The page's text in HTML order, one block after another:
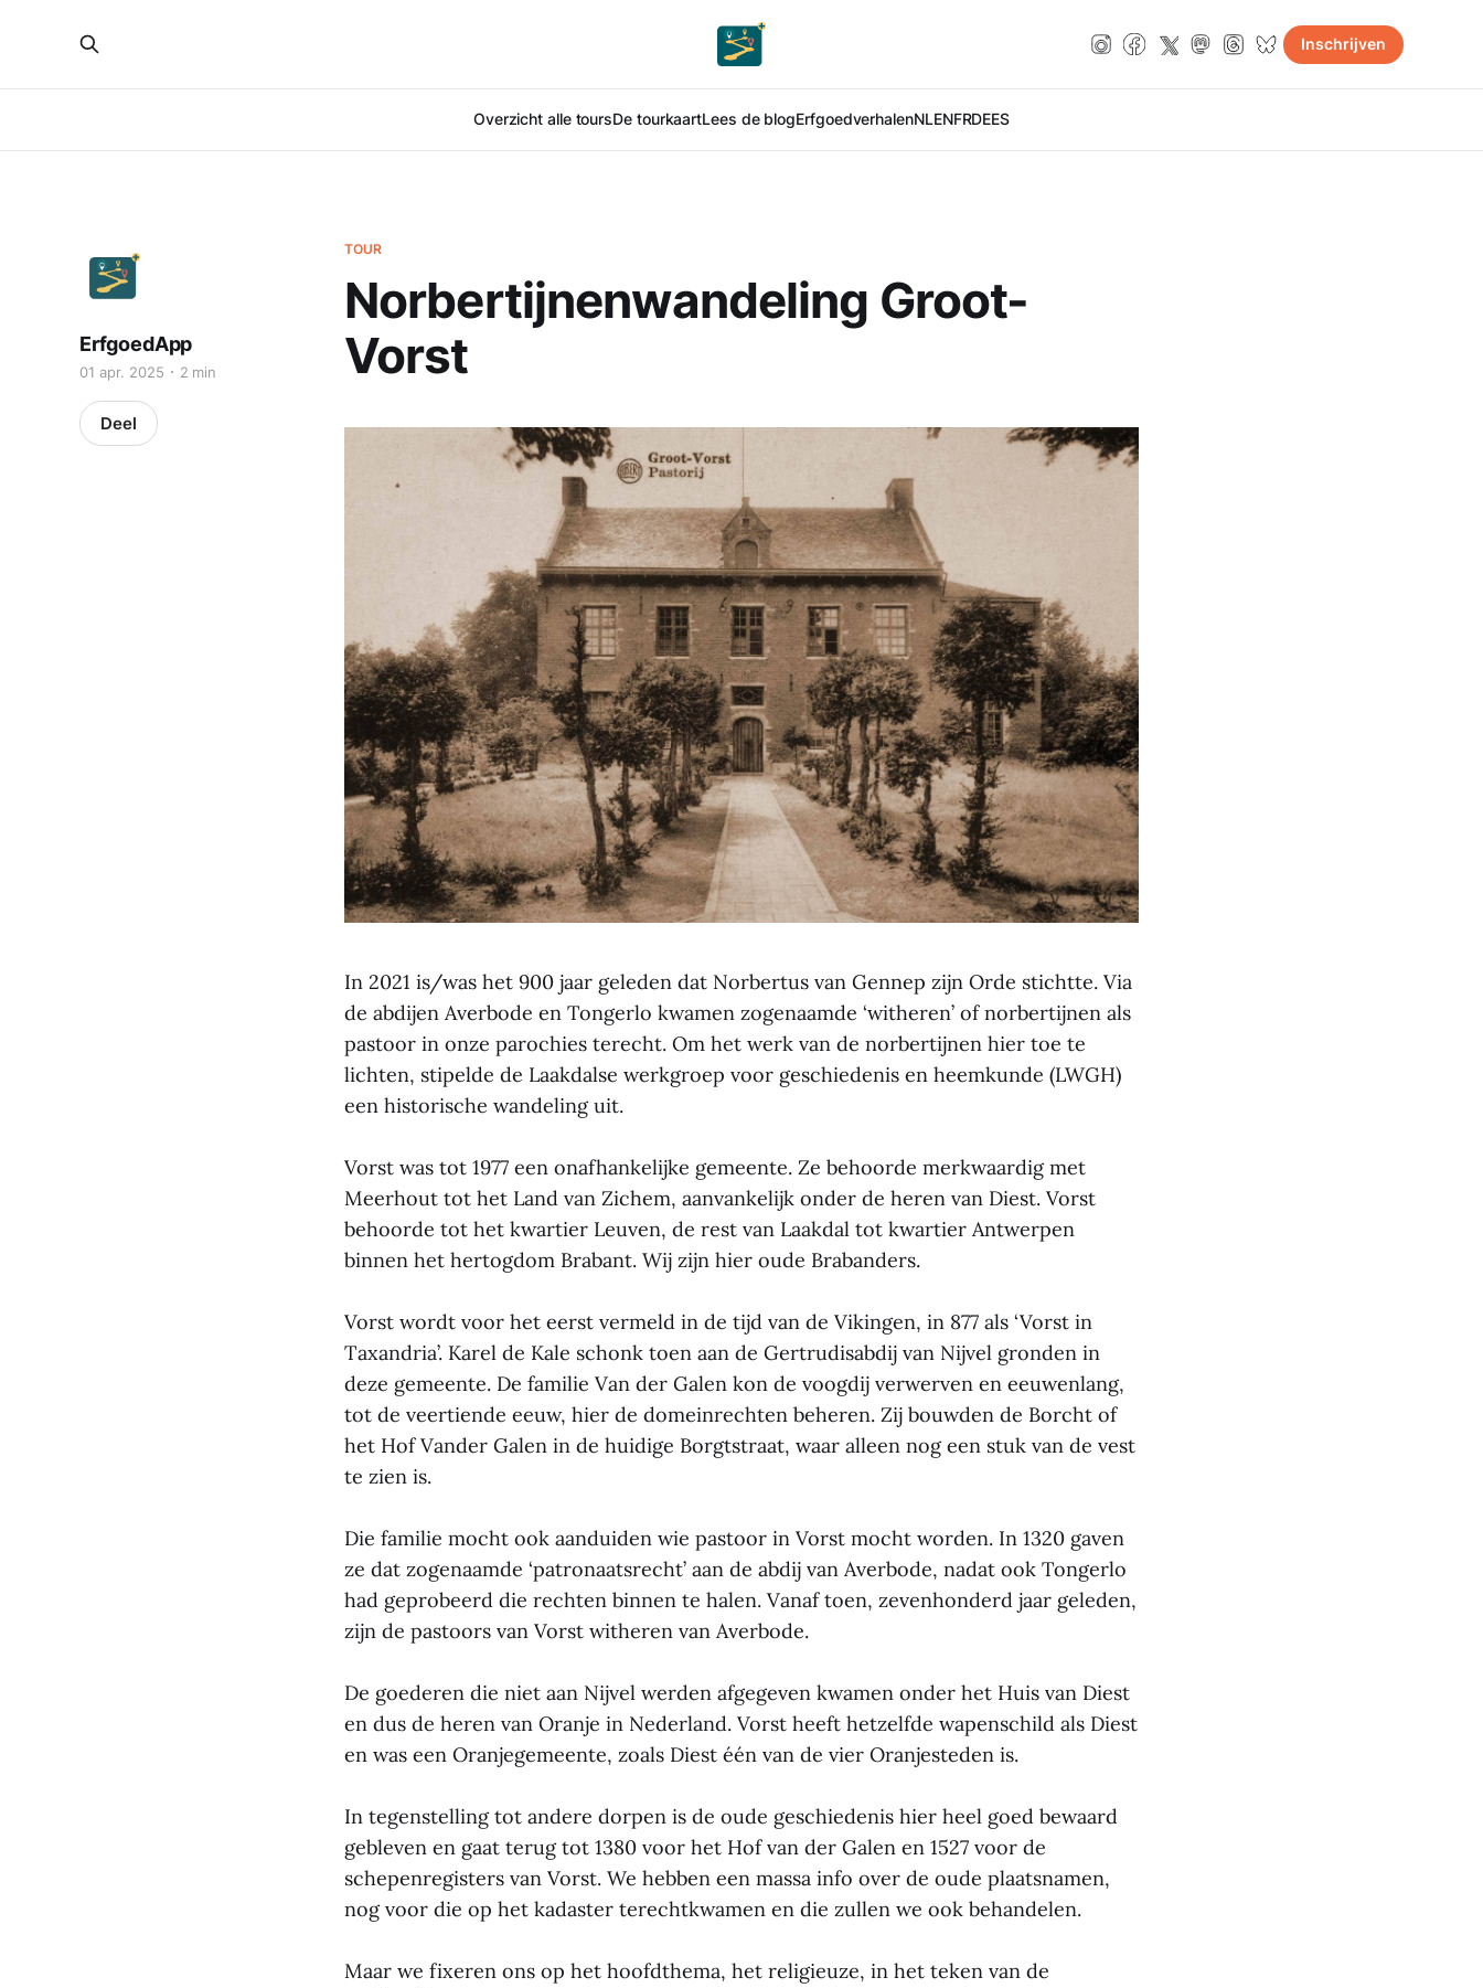
Overzicht alle toursDe tourkaartLees de blogErfgoedverhalenNLENFRDEES
Inschrijven
TOUR
Norbertijnenwandeling Groot-
Vorst
ErfgoedApp
01 apr. 2025 2 min
Deel
In 2021 is/was het 900 jaar geleden dat Norbertus van Gennep zijn Orde stichtte. Via
de abdijen Averbode en Tongerlo kwamen zogenaamde ‘witheren’ of norbertijnen als
pastoor in onze parochies terecht. Om het werk van de norbertijnen hier toe te
lichten, stipelde de Laakdalse werkgroep voor geschiedenis en heemkunde (LWGH)
een historische wandeling uit.
Vorst was tot 1977 een onafhankelijke gemeente. Ze behoorde merkwaardig met
Meerhout tot het Land van Zichem, aanvankelijk onder de heren van Diest. Vorst
behoorde tot het kwartier Leuven, de rest van Laakdal tot kwartier Antwerpen
binnen het hertogdom Brabant. Wij zijn hier oude Brabanders.
Vorst wordt voor het eerst vermeld in de tijd van de Vikingen, in 877 als ‘Vorst in
Taxandria’. Karel de Kale schonk toen aan de Gertrudisabdij van Nijvel gronden in
deze gemeente. De familie Van der Galen kon de voogdij verwerven en eeuwenlang,
tot de veertiende eeuw, hier de domeinrechten beheren. Zij bouwden de Borcht of
het Hof Vander Galen in de huidige Borgtstraat, waar alleen nog een stuk van de vest
te zien is.
Die familie mocht ook aanduiden wie pastoor in Vorst mocht worden. In 1320 gaven
ze dat zogenaamde ‘patronaatsrecht’ aan de abdij van Averbode, nadat ook Tongerlo
had geprobeerd die rechten binnen te halen. Vanaf toen, zevenhonderd jaar geleden,
zijn de pastoors van Vorst witheren van Averbode.
De goederen die niet aan Nijvel werden afgegeven kwamen onder het Huis van Diest
en dus de heren van Oranje in Nederland. Vorst heeft hetzelfde wapenschild als Diest
en was een Oranjegemeente, zoals Diest één van de vier Oranjesteden is.
In tegenstelling tot andere dorpen is de oude geschiedenis hier heel goed bewaard
gebleven en gaat terug tot 1380 voor het Hof van der Galen en 1527 voor de
schepenregisters van Vorst. We hebben een massa info over de oude plaatsnamen,
nog voor die op het kadaster terechtkwamen en die zullen we ook behandelen.
Maar we fixeren ons op het hoofdthema, het religieuze, in het teken van de